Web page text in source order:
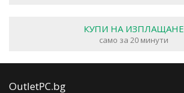
КУПИ НА ИЗПЛАЩАНЕ
само за 20 минути
OutletPC.bg